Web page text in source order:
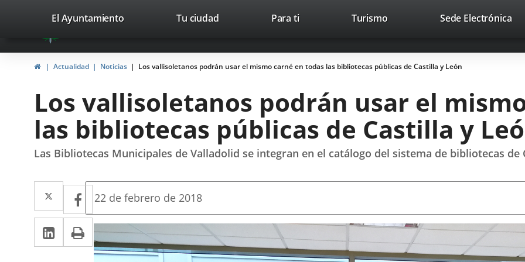
Portal
Web
del
Valladolid
avaTop Trabaja con nosotros Contacto
valladolid.es
El Ayuntamiento Tu ciudad Para ti TurismoThis
open
in
up
window.
Sede ElectrónicaLink
HomeActualidad Noticias Los vallisoletanos podrán usar el mismo carné en todas las bibliotecas públicas de Castilla y León
Los vallisoletanos podrán usar el
las bibliotecas públicas de Castilla y
Las Bibliotecas Municipales de Valladolid se integran en el catálogo del sistema de bibliotecas de
Twitter
Enlace
a
una
aplicación
Facebook
Enlace
a
una
aplicación
Linkedin
Enlace
a
Print
Fecha
la
noticia
22 de febrero de 2018